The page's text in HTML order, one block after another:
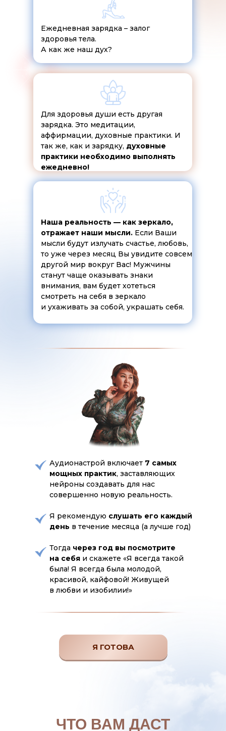
Аудионастрой включает 7 самых
мощных практик, заставляющих
нейроны создавать для нас
совершенно новую реальность.
Я рекомендую слушать его каждый
день в течение месяца (а лучше год)
Тогда через год вы посмотрите
на себя и скажете «Я всегда такой
была! Я всегда была молодой,
красивой, кайфовой! Живущей
в любви и изобилии!»
Ежедневная зарядка – залог
здоровья тела.
А как же наш дух?
Для здоровья души есть другая
зарядка. Это медитации,
аффирмации, духовные практики. И
так же, как и зарядку, духовные
практики необходимо выполнять
ежедневно!
Наша реальность — как зеркало,
отражает наши мысли. Если Ваши
мысли будут излучать счастье, любовь,
то уже через месяц Вы увидите совсем
другой мир вокруг Вас! Мужчины
станут чаще оказывать знаки
внимания, вам будет хотеться
смотреть на себя в зеркало
и ухаживать за собой, украшать себя.
Я ГОТОВА
ЧТО ВАМ ДАСТ